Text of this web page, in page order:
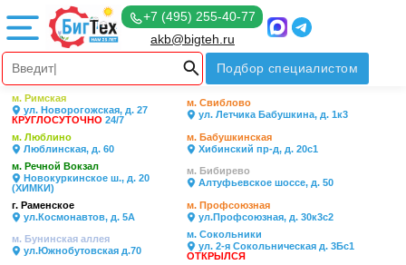
+7 (495) 255-40-77
akb@bigteh.ru
Подбор специалистом
м. Римская
ул. Новорогожская, д. 27
КРУГЛОСУТОЧНО 24/7
м. Свиблово
ул. Летчика Бабушкина, д. 1к3
м. Люблино
Люблинская, д. 60
м. Бабушкинская
Хибинский пр-д, д. 20с1
м. Речной Вокзал
Новокуркинское ш., д. 20
(ХИМКИ)
м. Бибирево
Алтуфьевское шоссе, д. 50
г. Раменское
ул.Космонавтов, д. 5А
м. Профсоюзная
ул.Профсоюзная, д. 30к3с2
м. Бунинская аллея
ул.Южнобутовская д.70
м. Сокольники
ул. 2-я Сокольническая д. 3Бс1
ОТКРЫЛСЯ